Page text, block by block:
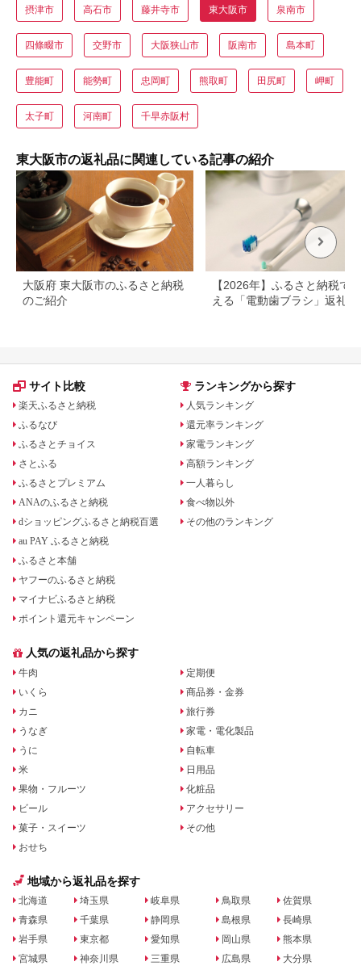
摂津市 高石市 藤井寺市 東大阪市 泉南市
四條畷市 交野市 大阪狭山市 阪南市 島本町
豊能町 能勢町 忠岡町 熊取町 田尻町 岬町
太子町 河南町 千早赤阪村
東大阪市の返礼品に関連している記事の紹介
大阪府 東大阪市のふるさと納税
のご紹介
【2026年】ふるさと納税で
える「電動歯ブラシ」返礼品
サイト比較
楽天ふるさと納税
ふるなび
ふるさとチョイス
さとふる
ふるさとプレミアム
ANAのふるさと納税
dショッピングふるさと納税百選
au PAY ふるさと納税
ふるさと本舗
ヤフーのふるさと納税
マイナビふるさと納税
ポイント還元キャンペーン
ランキングから探す
人気ランキング
還元率ランキング
家電ランキング
高額ランキング
一人暮らし
食べ物以外
その他のランキング
人気の返礼品から探す
牛肉
いくら
カニ
うなぎ
うに
米
果物・フルーツ
ビール
菓子・スイーツ
おせち
定期便
商品券・金券
旅行券
家電・電化製品
自転車
日用品
化粧品
アクセサリー
その他
地域から返礼品を探す
北海道
青森県
岩手県
宮城県
埼玉県
千葉県
東京都
神奈川県
岐阜県
静岡県
愛知県
三重県
鳥取県
島根県
岡山県
広島県
佐賀県
長崎県
熊本県
大分県